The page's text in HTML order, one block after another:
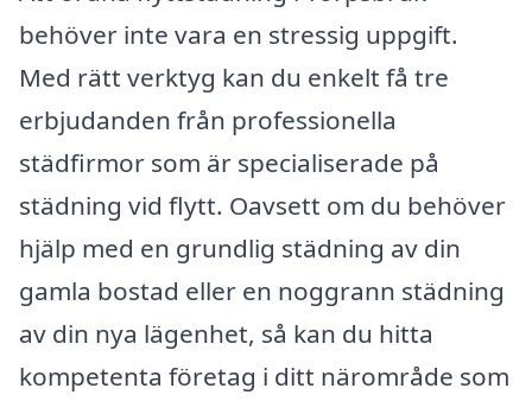
behöver inte vara en stressig uppgift.
Med rätt verktyg kan du enkelt få tre
erbjudanden från professionella
städfirmor som är specialiserade på
städning vid flytt. Oavsett om du behöver
hjälp med en grundlig städning av din
gamla bostad eller en noggrann städning
av din nya lägenhet, så kan du hitta
kompetenta företag i ditt närområde som